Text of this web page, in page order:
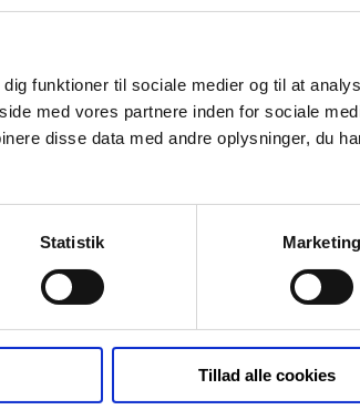
funktioner til sociale medier og til at
med vores partnere inden for sociale
disse data med andre oplysninger, du
Statistik Marketing
Tillad alle cookies
med nyheder - og nye boliger. Før vi
Du kan læse vores privatlivspolitik her.